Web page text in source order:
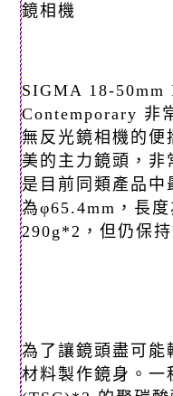
鏡相機
SIGMA 18-50mm
Contemporary 非
無反光鏡相機的便
美的主力鏡頭，非
是目前同類產品
為φ65.4mm，長
290g*2，但仍保
為了讓鏡頭盡可
材料製作鏡身。一